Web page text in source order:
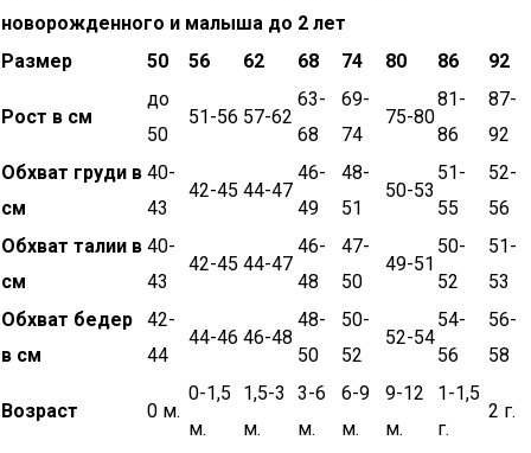
новорожденного и малыша до 2 лет
Размер
50 56 62 68 74 80 86 92
Рост в см
до
50
51-56 57-62
63-
68
69-
74
75-80
81-
86
87-
92
Обхват груди в
см
40-
43
42-45 44-47
46-
49
48-
51
50-53
51-
55
52-
56
Обхват талии в
см
40-
43
42-45 44-47
46-
48
47-
50
49-51
50-
52
51-
53
Обхват бедер
в см
42-
44
44-46 46-48
48-
50
50-
52
52-54
54-
56
56-
58
Возраст 0 м.
0-1,5
м.
1,5-3
м.
3-6
м.
6-9
м.
9-12
м.
1-1,5
г.
2 г.